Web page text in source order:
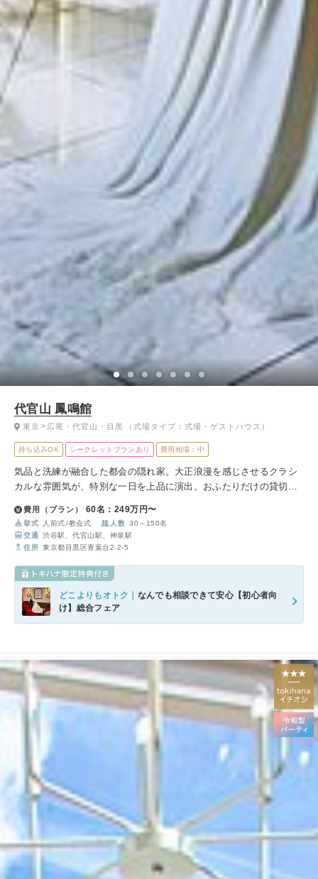
代官山 鳳鳴館
持ち込みOK シークレットプランあり 費用相場：中
気品と洗練が融合した都会の隠れ家。大正浪漫を感じさせるクラシ
カルな雰囲気が、特別な一日を上品に演出。おふたりだけの貸切空
す。
東京 広尾・代官山・目黒 （式場タイプ：式場・ゲストハウス）
費用（プラン） 60名：249万円〜
挙式 人前式 教会式 人数 30～150名
交通
渋谷駅、代官山駅、神泉駅
住所 東京都目黒区青葉台2-2-5
どこよりもオトク｜ なんでも相談できて安心【初心者向
け】総合フェア